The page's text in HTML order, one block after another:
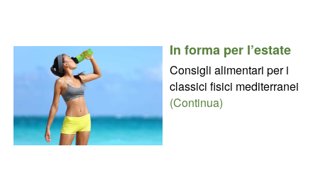
In forma per l’estate
Consigli alimentari per i
classici fisici mediterranei
(Continua)